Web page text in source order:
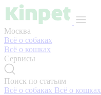
Москва
Всё о собаках
Всё о кошках
Сервисы
Поиск по статьям
Всё о собаках Всё о кошках